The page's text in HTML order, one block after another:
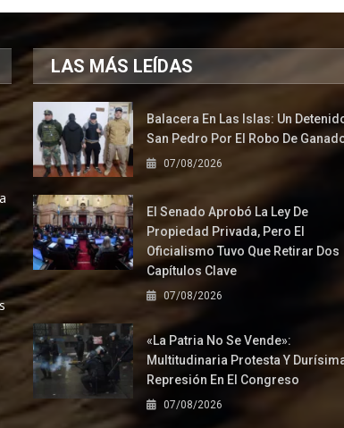
LAS MÁS LEÍDAS
Balacera En Las Islas: Un
San Pedro Por El Robo De
07/08/2026
El Senado Aprobó La Ley De
Propiedad Privada, Pero El
Oficialismo Tuvo Que Retirar Dos
Capítulos Clave
07/08/2026
«La Patria No Se Vende»:
Multitudinaria Protesta Y
Represión En El Congreso
07/08/2026